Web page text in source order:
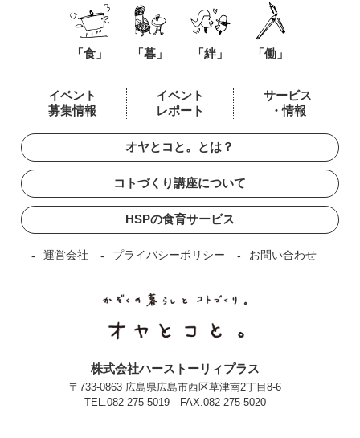
株式会社ハーストーリィプラス
〒733-0863 広島県広島市西区草津南2丁目8-6
TEL. 082-275-5019FAX.082-275-5020
「食」 「暮」 「絆」 「働」
イベント
募集情報
イベント
レポート
サービス
・情報
オヤとコと。とは？
コトづくり講座について
HSPの食育サービス
運営会社 プライバシーポリシー お問い合わせ